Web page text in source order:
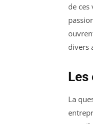
de
divers
Les
La